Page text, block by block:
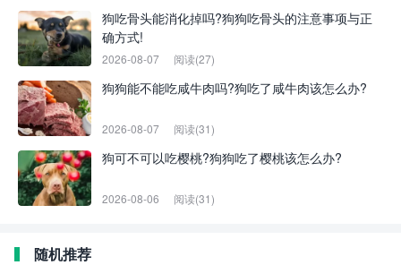
狗吃骨头能消化掉吗?狗狗吃骨头的注意事项与正
确方式!
2026-08-07 阅读(27)
狗狗能不能吃咸牛肉吗?狗吃了咸牛肉该怎么办?
2026-08-07 阅读(31)
狗可不可以吃樱桃?狗狗吃了樱桃该怎么办?
2026-08-06 阅读(31)
随机推荐